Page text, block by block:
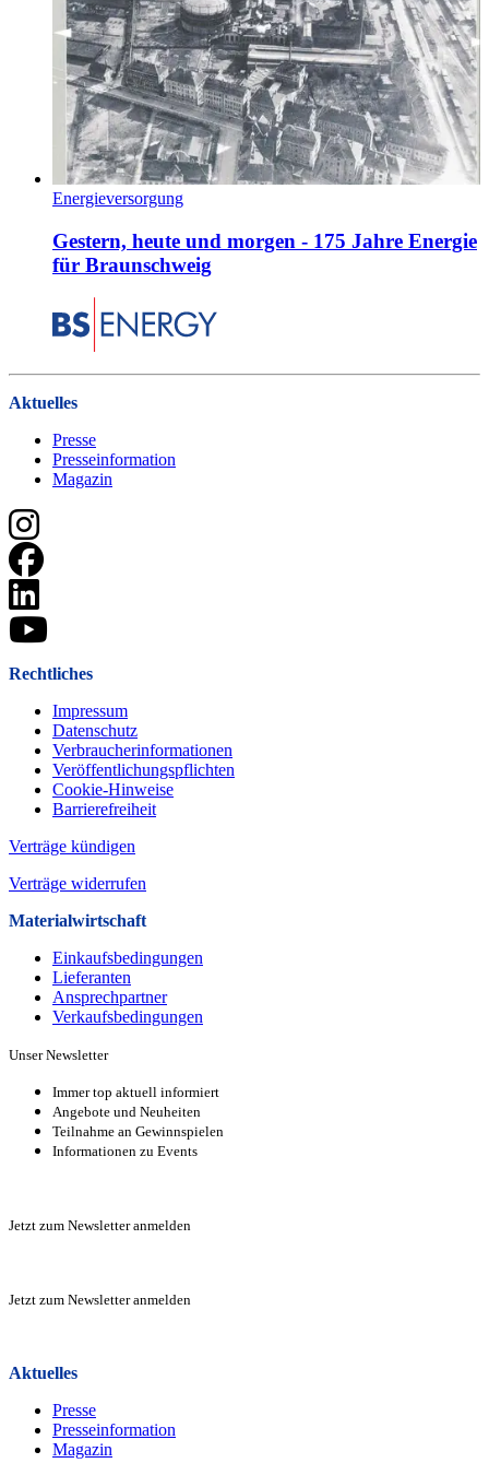
Energieversorgung
Gestern, heute und morgen - 175 Jahre Energie
für Braunschweig
Aktuelles
Presse
Presseinformation
Magazin
Rechtliches
Impressum
Datenschutz
Verbraucherinformationen
Veröffentlichungspflichten
Cookie-Hinweise
Barrierefreiheit
Verträge kündigen
Verträge widerrufen
Materialwirtschaft
Einkaufsbedingungen
Lieferanten
Ansprechpartner
Verkaufsbeding­ungen
Unser Newsletter
Immer top aktuell informiert
Angebote und Neuheiten
Teilnahme an Gewinnspielen
Informationen zu Events
Jetzt zum Newsletter anmelden
Jetzt zum Newsletter anmelden
Aktuelles
Presse
Presseinformation
Magazin